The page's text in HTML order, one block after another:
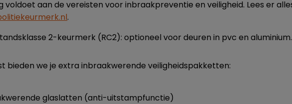
voldoet aan de vereisten voor inbraakpreventie en veiligheid. Lees er
.
2-keurmerk (RC2): optioneel voor deuren in pvc en aluminium.
bieden we je extra inbraakwerende veiligheidspakketten:
glaslatten (anti-uitstampfunctie)